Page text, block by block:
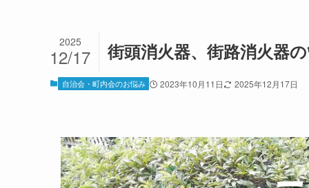
街頭消火器、街路消火器
2025
12/17
自治会・町内会のお悩み 2023年10月11日 2025年12月17日